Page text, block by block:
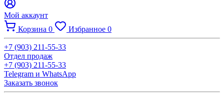
Мой аккаунт
Корзина 0 Избранное 0
+7 (903) 211-55-33
Отдел продаж
+7 (903) 211-55-33
Telegram и WhatsApp
Заказать звонок